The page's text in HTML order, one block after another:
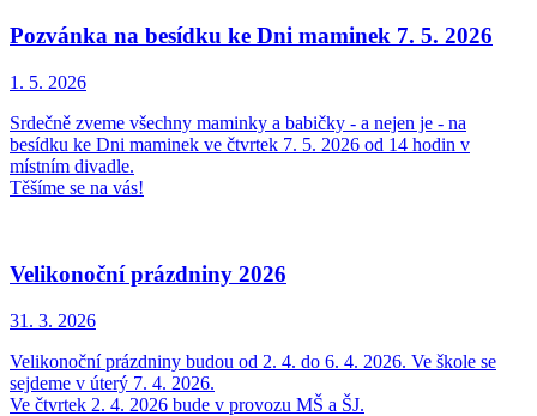
Pozvánka na besídku ke Dni maminek 7. 5. 2026
1. 5. 2026
Srdečně zveme všechny maminky a babičky - a nejen je - na
besídku ke Dni maminek ve čtvrtek 7. 5. 2026 od 14 hodin v
místním divadle.
Těšíme se na vás!
Velikonoční prázdniny 2026
31. 3. 2026
Velikonoční prázdniny budou od 2. 4. do 6. 4. 2026. Ve škole se
sejdeme v úterý 7. 4. 2026.
Ve čtvrtek 2. 4. 2026 bude v provozu MŠ a ŠJ.